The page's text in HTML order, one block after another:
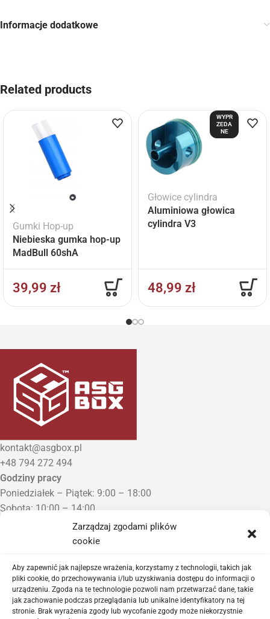
Zarządzaj zgodami plików
cookie
Aby zapewnić jak najlepsze wrażenia, korzystamy z technologii, takich jak
pliki cookie, do przechowywania i/lub uzyskiwania dostępu do informacji o
urządzeniu. Zgoda na te technologie pozwoli nam przetwarzać dane, takie
jak zachowanie podczas przeglądania lub unikalne identyfikatory na tej
stronie. Brak wyrażenia zgody lub wycofanie zgody może niekorzystnie
Informacje dodatkowe
Related products
Gumki Hop-up
Niebieska gumka hop-up
MadBull 60shA
39,99 zł
WYPR
ZEDA
NE
Głowice cylindra
Aluminiowa głowica
cylindra V3
48,99 zł
kontakt@asgbox.pl
+48 794 272 494
Godziny pracy
Poniedziałek – Piątek: 9:00 – 18:00
Sobota: 10:00 – 14:00
Niedziela: Zamknięte
Punkt Odbioru zamówień
Proszę o wcześniejszy kontakt telefoniczny
Sklep airsoftowy i serwis replik ASG